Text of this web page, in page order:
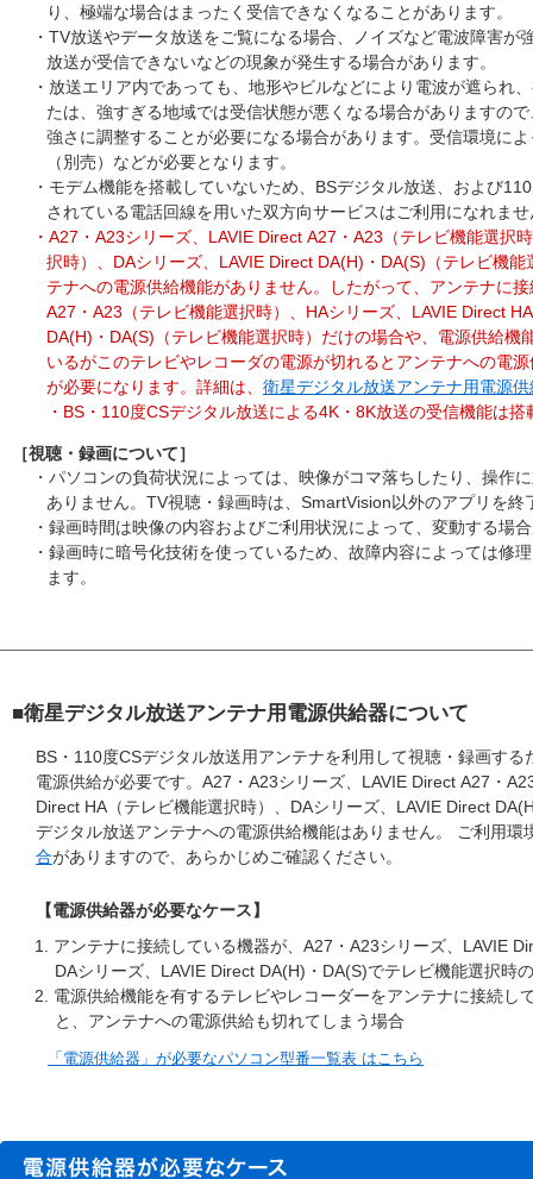
り、極端な場合はまったく受信できなくなることがあります。
・TV放送やデータ放送をご覧になる場合、ノイズなど電波障害
放送が受信できないなどの現象が発生する場合があります。
・放送エリア内であっても、地形やビルなどにより電波が遮られ
たは、強すぎる地域では受信状態が悪くなる場合がありますの
強さに調整することが必要になる場合があります。受信環境に
（別売）などが必要となります。
・モデム機能を搭載していないため、BSデジタル放送、および
されている電話回線を用いた双方向サービスはご利用になれませ
・A27・A23シリーズ、LAVIE Direct A27・A23（テレビ機能選択
択時）、DAシリーズ、LAVIE Direct DA(H)・DA(S)（テレビ機
テナへの電源供給機能がありません。したがって、アンテナに
A27・A23（テレビ機能選択時）、HAシリーズ、LAVIE Direct
DA(H)・DA(S)（テレビ機能選択時）だけの場合や、電源供給
いるがこのテレビやレコーダの電源が切れるとアンテナへの電
が必要になります。詳細は、 衛星デジタル放送アンテナ用電源
・BS・110度CSデジタル放送による4K・8K放送の受信機能は
［視聴・録画について］
・パソコンの負荷状況によっては、映像がコマ落ちしたり、操作
ありません。TV視聴・録画時は、SmartVision以外のアプリを
・録画時間は映像の内容およびご利用状況によって、変動する場
・録画時に暗号化技術を使っているため、故障内容によっては修
ます。
■衛星デジタル放送アンテナ用電源供給器について
BS・110度CSデジタル放送用アンテナを利用して視聴・録画す
電源供給が必要です。A27・A23シリーズ、LAVIE Direct A27・
Direct HA（テレビ機能選択時）、DAシリーズ、LAVIE Direct
デジタル放送アンテナへの電源供給機能はありません。 ご利用
合がありますので、あらかじめご確認ください。
【電源供給器が必要なケース】
1. アンテナに接続している機器が、A27・A23シリーズ、LAVIE
DAシリーズ、LAVIE Direct DA(H)・DA(S)でテレビ機能選択時
2. 電源供給機能を有するテレビやレコーダーをアンテナに接続し
と、アンテナへの電源供給も切れてしまう場合
「電源供給器」が必要なパソコン型番一覧表 はこちら